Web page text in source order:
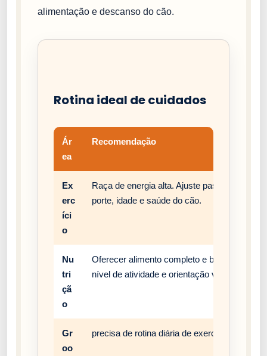
alimentação e descanso do cão.
Rotina ideal de cuidados
Ár
ea
Recomendação
Ex
erc
íci
o
Raça de energia alta. Ajuste passeios,
porte, idade e saúde do cão.
Nu
tri
çã
o
Oferecer alimento completo e balanceado,
nível de atividade e orientação veterinária.
Gr
oo
precisa de rotina diária de exercício,